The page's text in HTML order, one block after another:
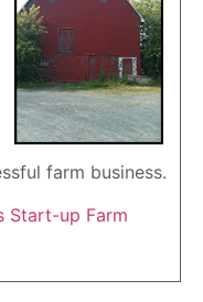
farm business.
Start-up Farm